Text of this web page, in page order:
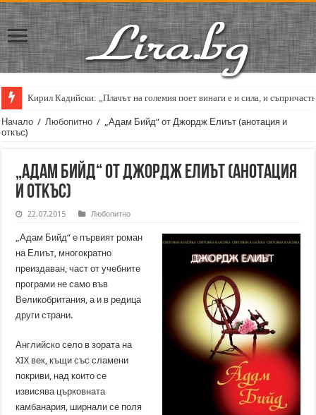
Кирил Кадийски: „Плачът на големия поет винаги е и сила, и
Начало / Любопитно / „Адам Бийд“ от Джордж Елиът (анотация и
откъс)
„Адам Бийд“ от Джордж Елиът (анотация
и откъс)
22.07.2015 Любопитно
„Адам Бийд“ е първият роман
на Елиът, многократно
преиздаван, част от учебните
програми не само във
Великобритания, а и в редица
други страни.
Английско село в зората на
XIX век, къщи със сламени
покриви, над които се
извисява църковната
камбанария, ширнали се поля